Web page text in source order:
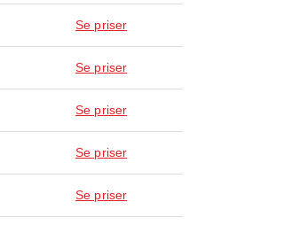
Se priser
Se priser
Se priser
Se priser
Se priser